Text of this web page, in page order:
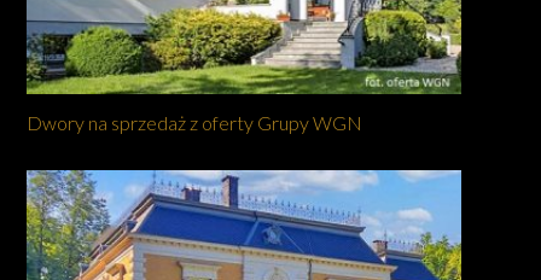
Dwory na sprzedaż z oferty Grupy WGN